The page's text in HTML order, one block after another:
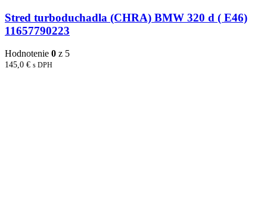
Stred turboduchadla (CHRA) BMW 320 d ( E46)
11657790223
Hodnotenie 0 z 5
145,0 € s DPH